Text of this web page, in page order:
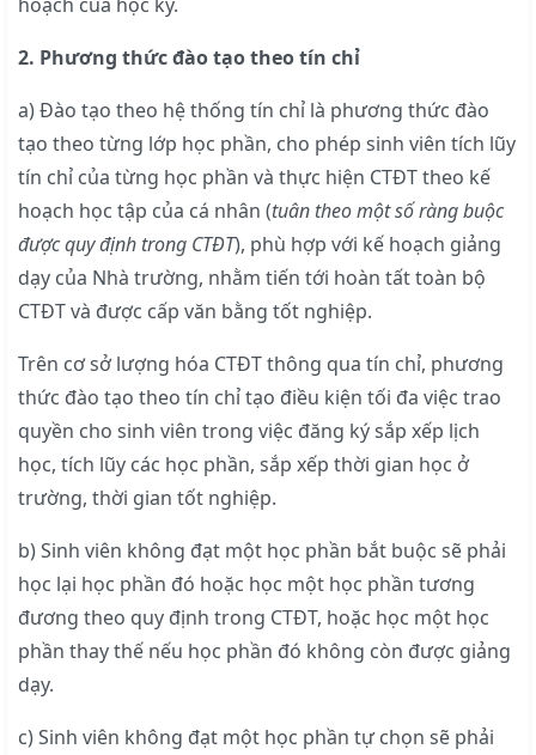
2. Phương thức đào tạo theo tín chỉ
a) Đào tạo theo hệ thống tín chỉ là phương thức đào
tạo theo từng lớp học phần, cho phép sinh viên tích lũy
tín chỉ của từng học phần và thực hiện CTĐT theo kế
hoạch học tập của cá nhân (tuân theo một số ràng buộc
được quy định trong CTĐT), phù hợp với kế hoạch giảng
dạy của Nhà trường, nhằm tiến tới hoàn tất toàn bộ
CTĐT và được cấp văn bằng tốt nghiệp.
Trên cơ sở lượng hóa CTĐT thông qua tín chỉ, phương
thức đào tạo theo tín chỉ tạo điều kiện tối đa việc trao
quyền cho sinh viên trong việc đăng ký sắp xếp lịch
học, tích lũy các học phần, sắp xếp thời gian học ở
trường, thời gian tốt nghiệp.
b) Sinh viên không đạt một học phần bắt buộc sẽ phải
học lại học phần đó hoặc học một học phần tương
đương theo quy định trong CTĐT, hoặc học một học
phần thay thế nếu học phần đó không còn được giảng
dạy.
c) Sinh viên không đạt một học phần tự chọn sẽ phải